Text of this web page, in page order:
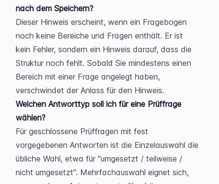
nach dem Speichern?
Dieser Hinweis erscheint, wenn ein Fragebogen
noch keine Bereiche und Fragen enthält. Er ist
kein Fehler, sondern ein Hinweis darauf, dass die
Struktur noch fehlt. Sobald Sie mindestens einen
Bereich mit einer Frage angelegt haben,
verschwindet der Anlass für den Hinweis.
Welchen Antworttyp soll ich für eine Prüffrage
wählen?
Für geschlossene Prüffragen mit fest
vorgegebenen Antworten ist die Einzelauswahl die
übliche Wahl, etwa für "umgesetzt / teilweise /
nicht umgesetzt". Mehrfachauswahl eignet sich,